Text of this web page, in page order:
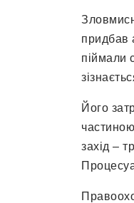
придбав
піймали
Його
захід –